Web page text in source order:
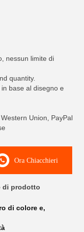
nessun limite di
quantity.
base al disegno e
Union, PayPal
Ora Chiacchieri
di prodotto
di colore e,